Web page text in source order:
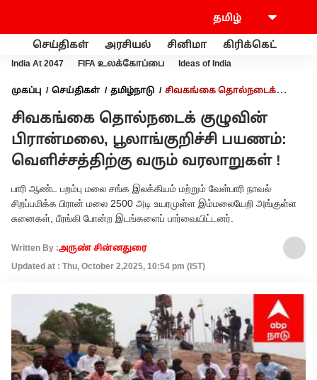
செய்திகள் அரசியல் சினிமா கிரிக்கெட்
India At 2047 FIFA உலக்கோப்பை Ideas of India
முகப்பு செய்திகள் தமிழ்நாடு
சிவகங்கை தொல்நடைக்
வரும் வரலாறுகள் !
சிவகங்கை தொல்நடைக் குழுவின்
பிரான்மலை, பூலாங்குறிச்சி பயணம்:
வெளிச்சத்திற்கு வரும் வரலாறுகள் !
பாரி ஆண்ட பறம்பு மலை சங்க இலக்கியம் மற்றும் வேள்பாரி நாவல்
சிறப்பமிக்க பிரான் மலை 2500 அடி உயரமுள்ள இம்மலையேறி அங்குள்ள
சுனைகள், பீரங்கி போன்ற இடங்களைப் பார்வையிட்டனர்.
Written By :அருண் சின்னதுரை
Updated at : Thu, October 2,2025, 10:54 pm (IST)